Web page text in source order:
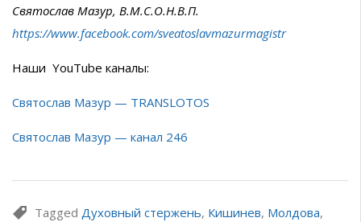
Святослав Мазур, В.М.С.О.Н.В.П.
https://www.facebook.com/sveatoslavmazurmagistr
Наши YouTube каналы:
Святослав Мазур — TRANSLOTOS
Святослав Мазур — канал 246
Tagged Духовный стержень, Кишинев, Молдова,